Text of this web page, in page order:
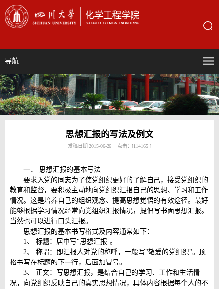
导航
思想汇报的写法及例文
发稿日期:2015-06-26 点击：[114165 ]
一． 思想汇报的基本写法
要求入党的同志为了使党组织更好的了解自己，接受党组织的
教育和监督，要积极主动地向党组织汇报自己的思想、学习和工作
情况。这是培养自己的组织观念、提高思想觉悟的有效途径。最好
能够根据学习情况经常向党组织汇报情况，提倡写书面思想汇报。
当然也可以进行口头汇报。
思想汇报的基本书写格式及内容通常如下：
1、 标题：居中写"思想汇报"。
2、 称谓：即汇报人对党的称呼，一般写"敬爱的党组织"。顶
格书写在标题的下一行，后面加冒号。
3、 正文：写思想汇报，是结合自己的学习、工作和生活情
况，向党组织反映自己的真实思想情况，具体内容根据每个人的不